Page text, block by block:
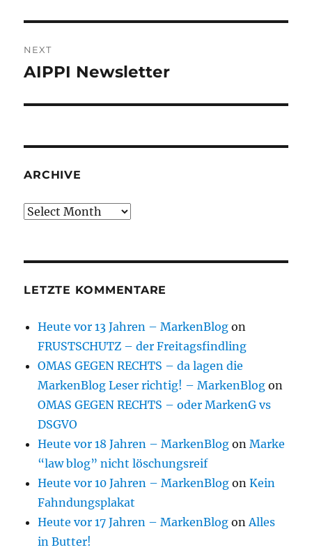
NEXT
Next
AIPPI Newsletter
ARCHIVE
Archive
LETZTE KOMMENTARE
Heute vor 13 Jahren – MarkenBlog on
FRUSTSCHUTZ – der Freitagsfindling
OMAS GEGEN RECHTS – da lagen die
MarkenBlog Leser richtig! – MarkenBlog on
OMAS GEGEN RECHTS – oder MarkenG vs
DSGVO
Heute vor 18 Jahren – MarkenBlog onMarke
“law blog” nicht löschungsreif
Heute vor 10 Jahren – MarkenBlog onKein
Fahndungsplakat
Heute vor 17 Jahren – MarkenBlog onAlles
in Butter!